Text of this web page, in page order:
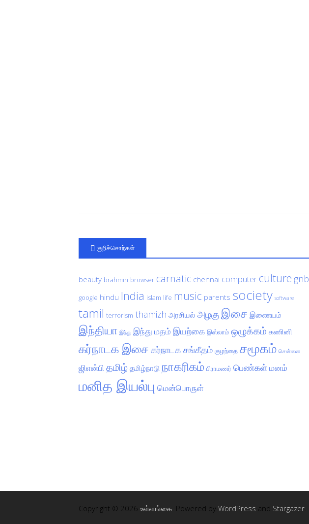
குறிச்சொற்கள்
beauty brahmin browser carnatic chennai computer culture gnb
google hindu India islam life music parents society software
tamil terrorism thamizh அரசியல் அழகுஇசை இணையம்
இந்தியா இந்து இந்து மதம் இயற்கை இஸ்லாம் ஒழுக்கம் கணினி
கர்நாடக இசை கர்நாடக சங்கீதம் குழந்தை சமூகம் சென்னை
ஜிஎன்பி தமிழ் தமிழ்நாடு நாகரிகம் பிராமணர் பெண்கள்மனம்
மனித இயல்பு மென்பொருள்
Copyright © 2026 உள்ளங்கை. Powered by WordPress and Stargazer.